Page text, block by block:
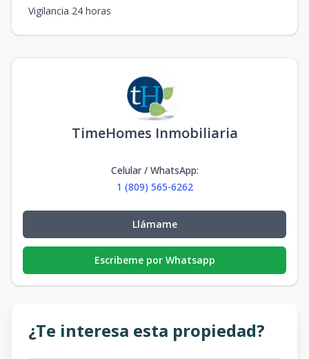
Vigilancia 24 horas
TimeHomes Inmobiliaria
Celular / WhatsApp:
1 (809) 565-6262
Llámame
Escribeme por Whatsapp
¿Te interesa esta propiedad?